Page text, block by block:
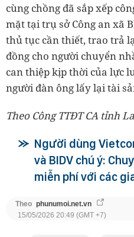
cùng chồng đã sắp xếp
mặt tại trụ sở Công an xã
thủ tục cần thiết, trao trả
đồng cho người chuyển
can thiệp kịp thời của lực
người đàn ông lấy lại tài
Theo Công TTĐT CA tỉnh
Người dùng
và BIDV chú ý:
miễn phí với các
Theo phunumoi.net.vn
15/05/2026 20:49 (GMT +7)